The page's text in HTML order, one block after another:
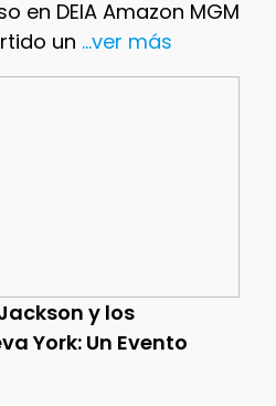
en DEIA Amazon MGM
un ...ver más
y los
York: Un Evento